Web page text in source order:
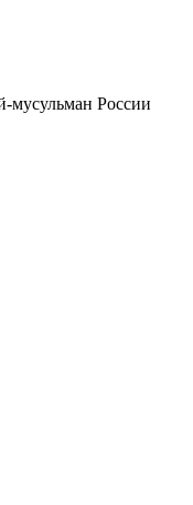
мусульман России